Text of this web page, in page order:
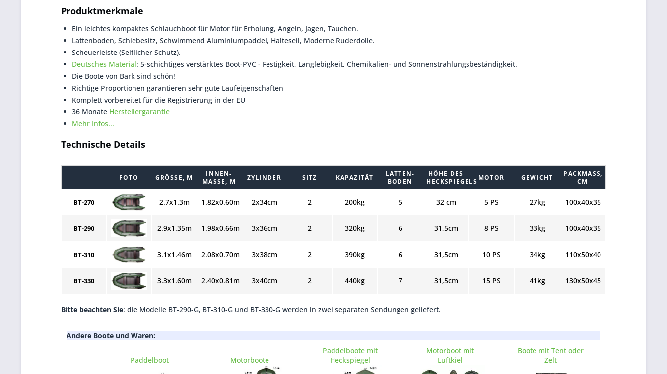
Produktmerkmale
Ein leichtes kompaktes Schlauchboot für Motor für Erholung, Angeln, Jagen, Tauchen.
Lattenboden, Schiebesitz, Schwimmend Aluminiumpaddel, Halteseil, Moderne Ruderdolle.
Scheuerleiste (Seitlicher Schutz).
Deutsches Material: 5-schichtiges verstärktes Boot-PVC - Festigkeit, Langlebigkeit, Chemikalien- und Sonnenstrahlungsbeständigkeit.
Die Boote von Bark sind schön!
Richtige Proportionen garantieren sehr gute Laufeigenschaften
Komplett vorbereitet für die Registrierung in der EU
36 Monate Herstellergarantie
Mehr Infos...
Technische Details
FOTO GRÖSSE, M
INNEN-
MASSE, M
ZYLINDER SITZ KAPAZITÄT
LATTEN-
BODEN
HÖHE DES
HECKSPIEGELS MOTOR GEWICHT
PACKMASS, C
M
BT-270 2.7x1.3m 1.82x0.60m 2x34cm 2 200kg 5 32 cm 5 PS 27kg 100x40x35
BT-290 2.9x1.35m 1.98x0.66m 3x36cm 2 320kg 6 31,5cm 8 PS 33kg 100x40x35
BT-310 3.1x1.46m 2.08x0.70m 3x38cm 2 390kg 6 31,5cm 10 PS 34kg 110x50x40
BT-330 3.3x1.60m 2.40x0.81m 3x40cm 2 440kg 7 31,5cm 15 PS 41kg 130x50x45
Bitte beachten Sie: die Modelle BT-290-G, BT-310-G und BT-330-G werden in zwei separaten Sendungen geliefert.
Andere Boote und Waren:
Paddelboot Motorboote
Paddelboote mit
Heckspiegel
Motorboot mit
Luftkiel
Boote mit Tent oder
Zelt